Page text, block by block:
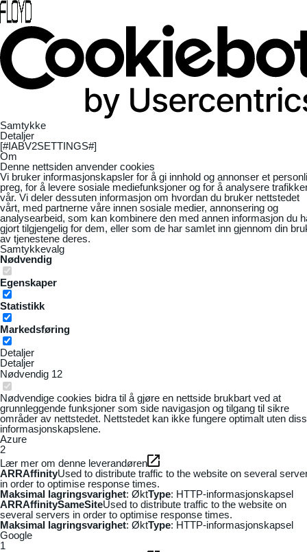
Samtykke
Detaljer
[#IABV2SETTINGS#]
Om
Denne nettsiden anvender cookies
Vi bruker informasjonskapsler for å gi innhold og annonser et
preg, for å levere sosiale mediefunksjoner og for å analysere
vår. Vi deler dessuten informasjon om hvordan du bruker nettstedet
vårt, med partnerne våre innen sosiale medier, annonsering og
analysearbeid, som kan kombinere den med annen informasjon du
gjort tilgjengelig for dem, eller som de har samlet inn gjennom din
av tjenestene deres.
Samtykkevalg
Nødvendig
Egenskaper
Statistikk
Markedsføring
Detaljer
Detaljer
Nødvendig 12
Nødvendige cookies bidra til å gjøre en nettside brukbart ved at
grunnleggende funksjoner som side navigasjon og tilgang til sikre
områder av nettstedet. Nettstedet kan ikke fungere optimalt uten
informasjonskapslene.
Azure
2
Lær mer om denne leverandøren
ARRAffinityUsed to distribute traffic to the website on several
in order to optimise response times.
Maksimal lagringsvarighet: ØktType: HTTP-informasjonskapsel
ARRAffinitySameSiteUsed to distribute traffic to the website on
several servers in order to optimise response times.
Maksimal lagringsvarighet: ØktType: HTTP-informasjonskapsel
Google
1